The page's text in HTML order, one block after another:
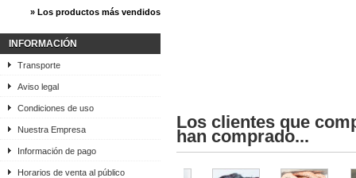
» Los productos más vendidos
INFORMACIÓN
Transporte
Aviso legal
Condiciones de uso
Nuestra Empresa
Información de pago
Horarios de venta al público
Los clientes que
han comprado...